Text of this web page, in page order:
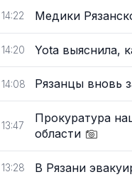
Медики
Yota выяснила,
Рязанцы вновь
Прокуратура
области
В Рязани